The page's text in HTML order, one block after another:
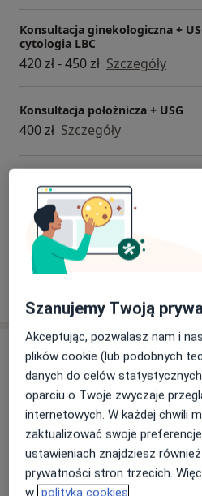
Konsultacja ginekologiczna +
cytologia LBC
420 zł - 450 zł Szczegóły
Konsultacja położnicza + USG
400 zł Szczegóły
180 zł Szczegóły
+ 9 usług
Adresy (5)
Adres 1 Adres 2
Centrum Medyczne
Prywatne
Lekarskie
Szanujemy Twoją
Akceptując, pozwalasz nam i
plików cookie (lub podobnych
danych do celów
oparciu o Twoje zwyczaje
internetowych. W każdej chwili
zaktualizować swoje
ustawieniach znajdziesz
prywatności stron trzecich.
w polityka cookies